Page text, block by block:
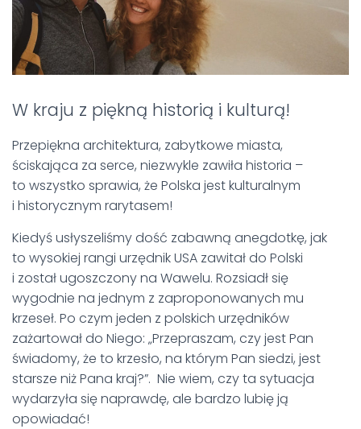
W kraju z piękną historią i kulturą!
Przepiękna architektura, zabytkowe miasta,
ściskająca za serce, niezwykle zawiła historia –
to wszystko sprawia, że Polska jest kulturalnym
i historycznym rarytasem!
Kiedyś usłyszeliśmy dość zabawną anegdotkę, jak
to wysokiej rangi urzędnik USA zawitał do Polski
i został ugoszczony na Wawelu. Rozsiadł się
wygodnie na jednym z zaproponowanych mu
krzeseł. Po czym jeden z polskich urzędników
zażartował do Niego: „Przepraszam, czy jest Pan
świadomy, że to krzesło, na którym Pan siedzi, jest
starsze niż Pana kraj?”. Nie wiem, czy ta sytuacja
wydarzyła się naprawdę, ale bardzo lubię ją
opowiadać!